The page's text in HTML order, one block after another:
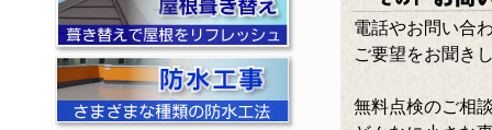
電話やお問い合
ご要望をお聞き
無料点検のご相